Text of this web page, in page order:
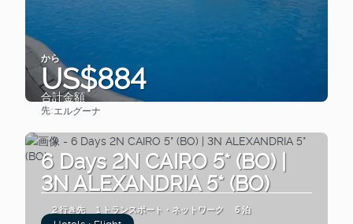
から
US$884
合計金額
先:エルグーナ
6 Days 2N CAIRO 5* (BO) |
3N ALEXANDRIA 5* (BO)
2 行き先 1 トランスポート・ネットワーク 5 泊